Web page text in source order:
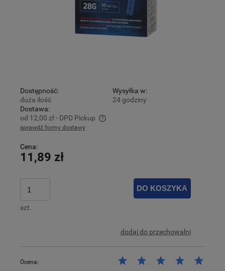
Dostępność:
duża ilość
Wysyłka w:
24 godziny
Dostawa:
od 12,00 zł- DPD Pickup
Cena nie zawiera ewentualnych kosztów płatności
sprawdź formy dostawy
Cena:
11,89 zł
szt.
DO KOSZYKA
dodaj do przechowalni
Ocena: